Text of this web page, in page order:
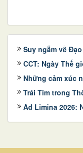
Suy ngẫm về
CCT: Ngày Thế
Những cảm xúc
Trái Tim trong
Ad Limina 2026: